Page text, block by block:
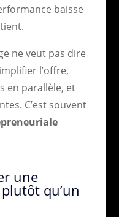
baisse
ne veut pas dire
l’offre,
en parallèle, et
C’est souvent
une
qu’un